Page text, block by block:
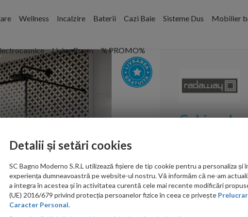
Wellness Incalzire Baterii Cazi Baie Sisteme Dus Mobilier
Living Room % PROMO%
Cabina
Black II
PRP: 4,270.00 RON
3,587.00 RON
Detalii și setări cookies
SC Bagno Moderno S.R.L utilizează fișiere de tip cookie pentru a personaliza și
experiența dumneavoastră pe website-ul nostru. Vă informăm că ne-am
a integra în acestea și în activitatea curentă cele mai recente modificări
(UE) 2016/679 privind protecția persoanelor fizice în ceea ce privește
Caracter Personal.